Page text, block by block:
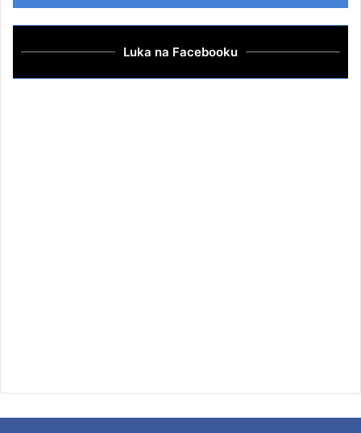
Luka na Facebooku